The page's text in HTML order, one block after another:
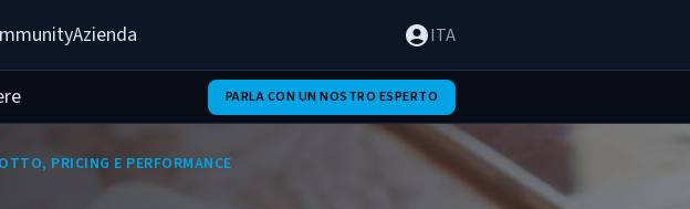
Azienda ITA
PARLA CON UN NOSTRO ESPERTO
PRICING E PERFORMANCE